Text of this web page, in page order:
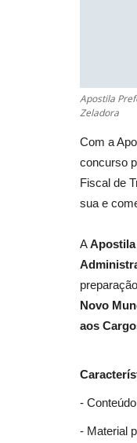
Apostila
Zeladora
Com a
concurso
Fiscal de
sua e
AApostila
Novo
aos
-
- Material